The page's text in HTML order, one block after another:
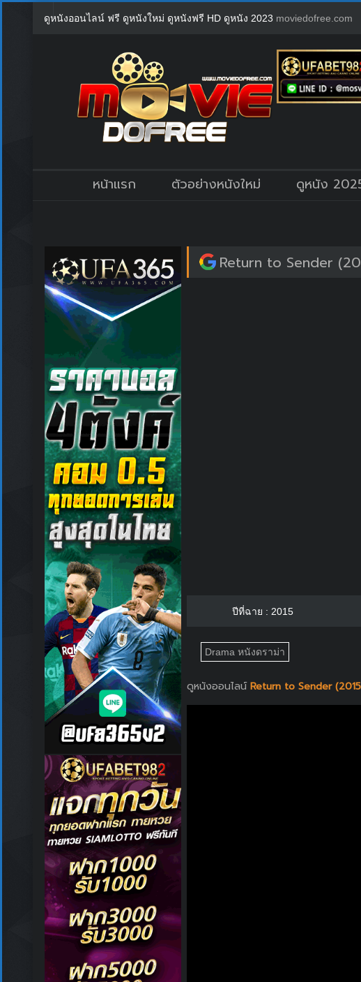
ดูหนังออนไลน์ ฟรี ดูหนังใหม่ ดูหนังฟรี HD ดูหนัง 2023 moviedofree.com
หน้าแรก ตัวอย่างหนังใหม่ ดูหนัง
Return to Sender
ปีที่ฉาย : 2015
Drama หนังดราม่า
ดูหนังออนไลน์Return to Sender